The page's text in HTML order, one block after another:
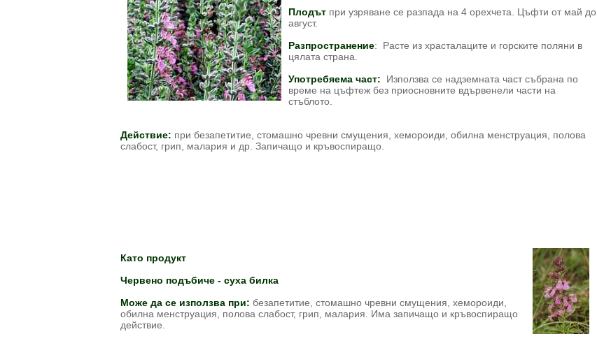
Плодът при узряване се разпада на 4 орехчета. Цъфти от май до
август.
Разпространение: Расте из храсталаците и горските поляни в
цялата страна.
Употребяема част: Използва се надземната част събрана по
време на цъфтеж без приосновните вдървенели части на
стъблото.
Действие: при безапетитие, стомашно чревни смущения, хемороиди, обилна менструация, полова
слабост, грип, малария и др. Запичащо и кръвоспиращо.
Като продукт
Червено подъбиче - суха билка
Може да се използва при: безапетитие, стомашно чревни смущения, хемороиди,
обилна менструация, полова слабост, грип, малария. Има запичащо и кръвоспиращо
действие.